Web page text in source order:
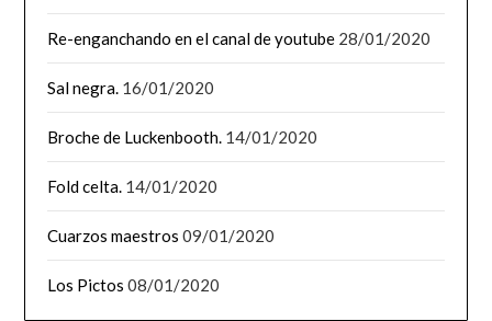
Re-enganchando en el canal de youtube 28/01/2020
Sal negra. 16/01/2020
Broche de Luckenbooth. 14/01/2020
Fold celta. 14/01/2020
Cuarzos maestros 09/01/2020
Los Pictos 08/01/2020